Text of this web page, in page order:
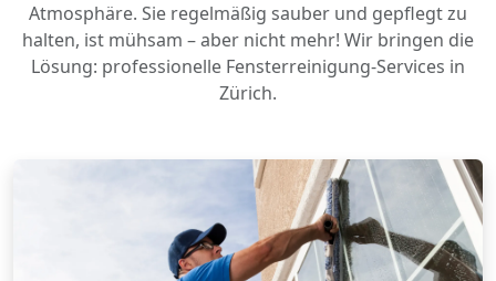
Atmosphäre. Sie regelmäßig sauber und gepflegt zu
halten, ist mühsam – aber nicht mehr! Wir bringen die
Lösung: professionelle Fensterreinigung-Services in
Zürich.